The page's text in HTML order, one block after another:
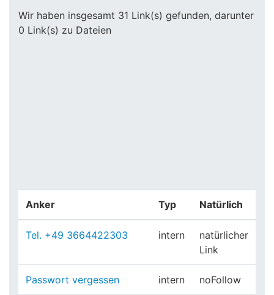
Wir haben insgesamt 31 Link(s) gefunden, darunter
0 Link(s) zu Dateien
Anker Typ Natürlich
Tel. +49 3664422303 intern
natürlicher
Link
Passwort vergessen intern noFollow